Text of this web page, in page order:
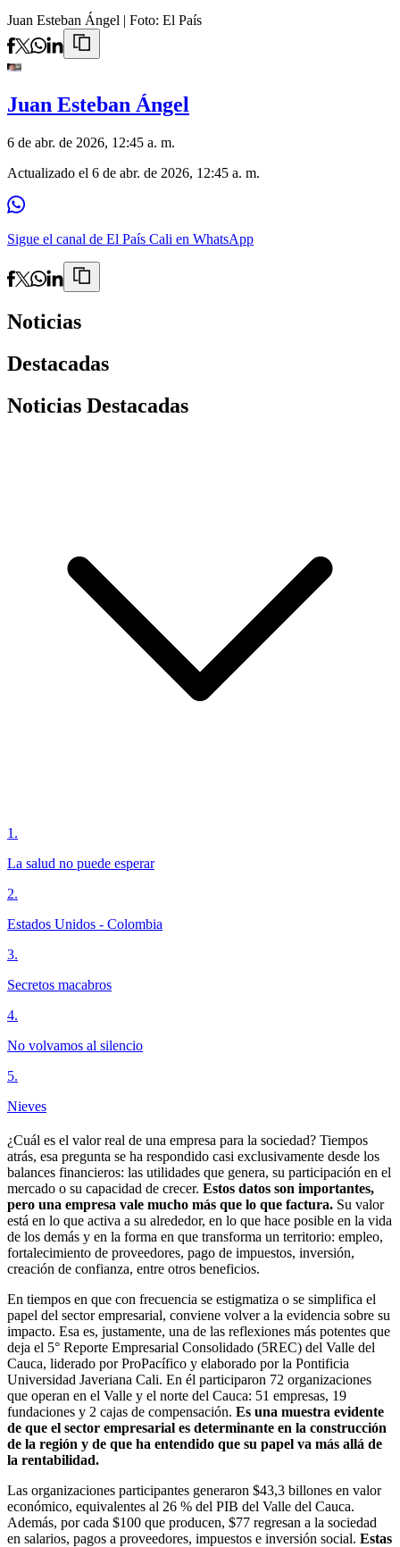
Juan Esteban Ángel | Foto: El País
Juan Esteban Ángel
6 de abr. de 2026, 12:45 a. m.
Actualizado el 6 de abr. de 2026, 12:45 a. m.
Sigue el canal de El País Cali en WhatsApp
Noticias
Destacadas
Noticias Destacadas
1 .
La salud no puede esperar
2.
Estados Unidos - Colombia
3.
Secretos macabros
4.
No volvamos al silencio
5.
Nieves
¿Cuál es el valor real de una empresa para la sociedad? Tiempos
atrás, esa pregunta se ha respondido casi exclusivamente desde los
balances financieros: las utilidades que genera, su participación en el
mercado o su capacidad de crecer. Estos datos son importantes,
pero una empresa vale mucho más que lo que factura. Su valor
está en lo que activa a su alrededor, en lo que hace posible en la vida
de los demás y en la forma en que transforma un territorio: empleo,
fortalecimiento de proveedores, pago de impuestos, inversión,
creación de confianza, entre otros beneficios.
En tiempos en que con frecuencia se estigmatiza o se simplifica el
papel del sector empresarial, conviene volver a la evidencia sobre su
impacto. Esa es, justamente, una de las reflexiones más potentes que
deja el 5° Reporte Empresarial Consolidado (5REC) del Valle del
Cauca, liderado por ProPacífico y elaborado por la Pontificia
Universidad Javeriana Cali. En él participaron 72 organizaciones
que operan en el Valle y el norte del Cauca: 51 empresas, 19
fundaciones y 2 cajas de compensación. Es una muestra evidente
de que el sector empresarial es determinante en la construcción
de la región y de que ha entendido que su papel va más allá de
la rentabilidad.
Las organizaciones participantes generaron $43,3 billones en valor
económico, equivalentes al 26 % del PIB del Valle del Cauca.
Además, por cada $100 que producen, $77 regresan a la sociedad
en salarios, pagos a proveedores, impuestos e inversión social. Estas